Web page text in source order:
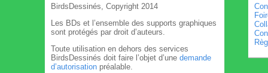
BirdsDessinés, Copyright 2014
Les BDs et l’ensemble des supports graphiques
sont protégés par droit d’auteurs.
Toute utilisation en dehors des services
BirdsDessinés doit faire l’objet d’une demande
d’autorisation préalable.